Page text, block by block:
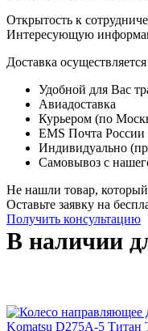
Открытость к
Интересующую
Доставка
Удобной для Вас
Авиадоставка
Курьером (по
EMS Почта России
Индивидуально
Самовывоз с
Не нашли товар,
Оставьте заявку на
Получить консультацию
В наличии